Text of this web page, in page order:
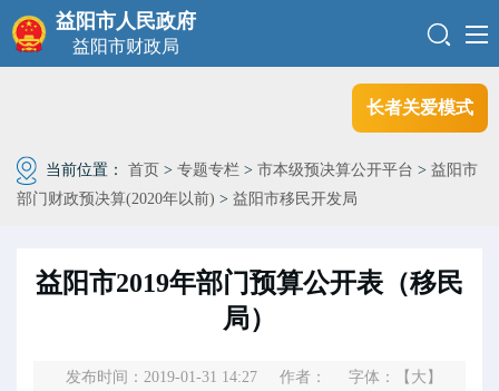
长者关爱模式
益阳市人民政府
益阳市财政局
当前位置： 首页 > 专题专栏 > 市本级预决算公开平台 > 益阳市
部门财政预决算(2020年以前) > 益阳市移民开发局
益阳市2019年部门预算公开表（移民
局）
发布时间：2019-01-31 14:27 作者： 字体：
【大】